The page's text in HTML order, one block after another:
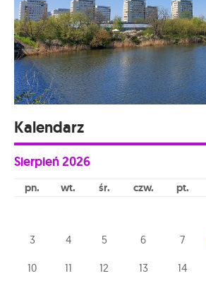
Kalendarz
Sierpień2026
pn wt śr czw pt
3 4 5 6 7
10 11 12 13 14